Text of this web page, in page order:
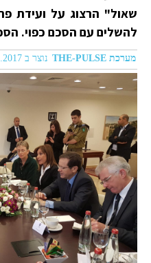
שאול" הרצוג על ועידת
להשלים עם הסכם כפוי.
מערכת THE-PULSE נוצר ב 04.01.2017 05:01